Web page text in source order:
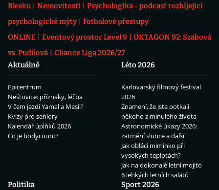
Blesku
Nemovitosti
Psychologika - podcast rozbíjející
psychologické mýty
Fotbalové přestupy
ONLINE
Eventový prostor Level 9
OKTAGON 92: Szabová
vs. Pudilová
Chance Liga 2026/27
Aktuálně
Epicentrum
Neštovice: příznaky, léčba
V čem jezdí Yamal a Mesii?
Kvízy pro seniory
Kalendář úplňků 2026
Co je bodycount?
Léto 2026
Karlovarský filmový festival
2026
Znamení, že jste potkali
někoho z minulého života
Astronomické úkazy 2026:
zatmění slunce a další
Jak obléci miminko při
vysokých teplotách?
Jak na dokonalé letní mojito
6 lehkých letních salátů
Politika
Sport 2026